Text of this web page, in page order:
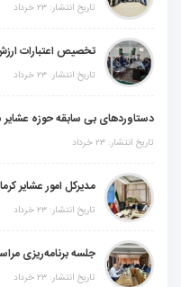
تاریخ انتشار: ۲۳ خرداد
تاریخ انتشار: ۲۳ خرداد
دستاوردهای بی سابقه حوزه عشایر
تاریخ انتشار: ۲۳ خرداد
تاریخ انتشار: ۲۳ خرداد
جلسه برنامه‌ریزی
تاریخ انتشار: ۲۳ خرداد